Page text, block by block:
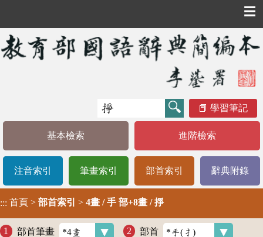
☰
學習筆記
基本檢索 進階檢索
注音索引 筆畫索引 部首索引 辭典附錄
::: 首頁 > 部首索引 > 4畫 / 手 部+8畫 / 掙
部首筆畫 部首